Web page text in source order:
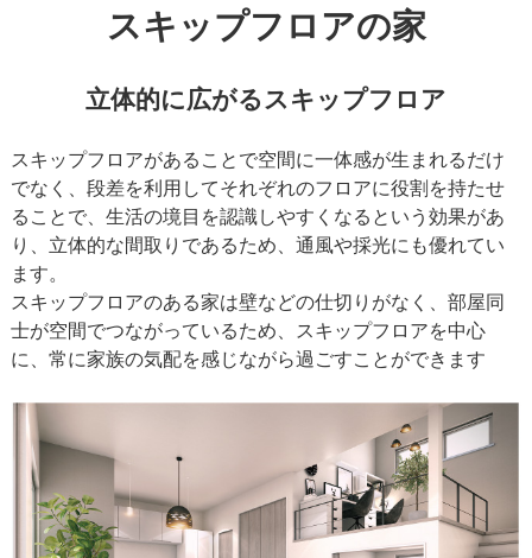
スキップフロアの家
立体的に広がるスキップフロア
スキップフロアがあることで空間に一体感が生まれるだけ
でなく、段差を利用してそれぞれのフロアに役割を持たせ
ることで、生活の境目を認識しやすくなるという効果があ
り、立体的な間取りであるため、通風や採光にも優れてい
ます。
スキップフロアのある家は壁などの仕切りがなく、部屋同
士が空間でつながっているため、スキップフロアを中心
に、常に家族の気配を感じながら過ごすことができます